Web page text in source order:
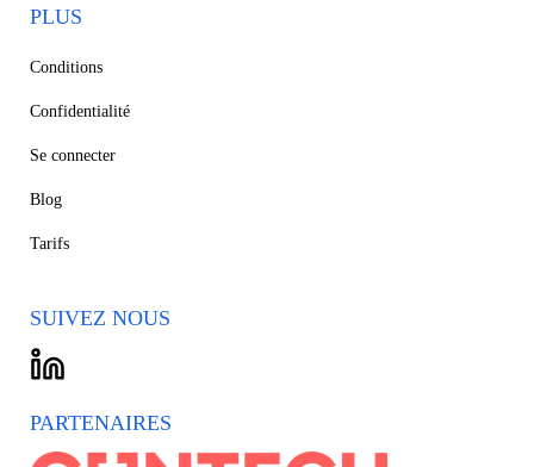
PLUS
Conditions
Confidentialité
Se connecter
Blog
Tarifs
SUIVEZ NOUS
PARTENAIRES